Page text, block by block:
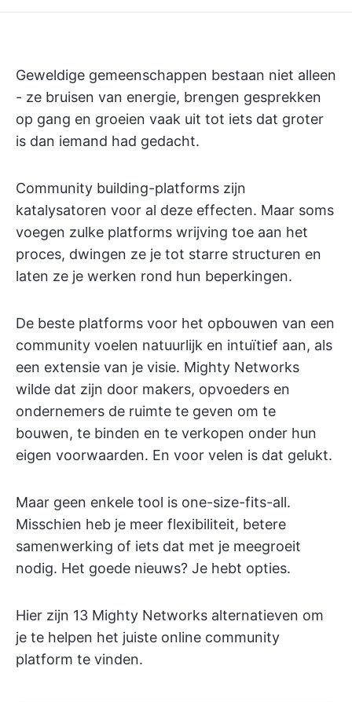
Geweldige gemeenschappen bestaan niet alleen
- ze bruisen van energie, brengen gesprekken
op gang en groeien vaak uit tot iets dat groter
is dan iemand had gedacht.
Community building-platforms zijn
katalysatoren voor al deze effecten. Maar soms
voegen zulke platforms wrijving toe aan het
proces, dwingen ze je tot starre structuren en
laten ze je werken rond hun beperkingen.
De beste platforms voor het opbouwen van een
community voelen natuurlijk en intuïtief aan, als
een extensie van je visie. Mighty Networks
wilde dat zijn door makers, opvoeders en
ondernemers de ruimte te geven om te
bouwen, te binden en te verkopen onder hun
eigen voorwaarden. En voor velen is dat gelukt.
Maar geen enkele tool is one-size-fits-all.
Misschien heb je meer flexibiliteit, betere
samenwerking of iets dat met je meegroeit
nodig. Het goede nieuws? Je hebt opties.
Hier zijn 13 Mighty Networks alternatieven om
je te helpen het juiste online community
platform te vinden.